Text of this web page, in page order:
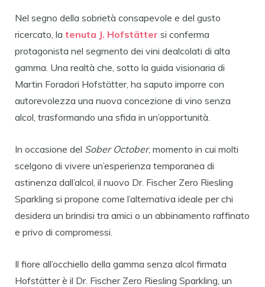
Nel segno della sobrietà consapevole e del gusto
ricercato, la tenuta J. Hofstätter si conferma
protagonista nel segmento dei vini dealcolati di alta
gamma. Una realtà che, sotto la guida visionaria di
Martin Foradori Hofstätter, ha saputo imporre con
autorevolezza una nuova concezione di vino senza
alcol, trasformando una sfida in un’opportunità.
In occasione del Sober October, momento in cui molti
scelgono di vivere un’esperienza temporanea di
astinenza dall’alcol, il nuovo Dr. Fischer Zero Riesling
Sparkling si propone come l’alternativa ideale per chi
desidera un brindisi tra amici o un abbinamento raffinato
e privo di compromessi.
Il fiore all’occhiello della gamma senza alcol firmata
Hofstätter è il Dr. Fischer Zero Riesling Sparkling, un